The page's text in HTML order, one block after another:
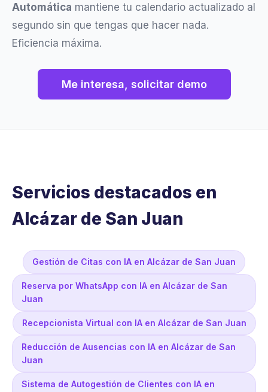
Automática mantiene tu calendario actualizado al
segundo sin que tengas que hacer nada.
Eficiencia máxima.
Me interesa, solicitar demo
Servicios destacados en
Alcázar de San Juan
Gestión de Citas con IA en Alcázar de San Juan
Reserva por WhatsApp con IA en Alcázar de San
Juan
Recepcionista Virtual con IA en Alcázar de San Juan
Reducción de Ausencias con IA en Alcázar de San
Juan
Sistema de Autogestión de Clientes con IA en